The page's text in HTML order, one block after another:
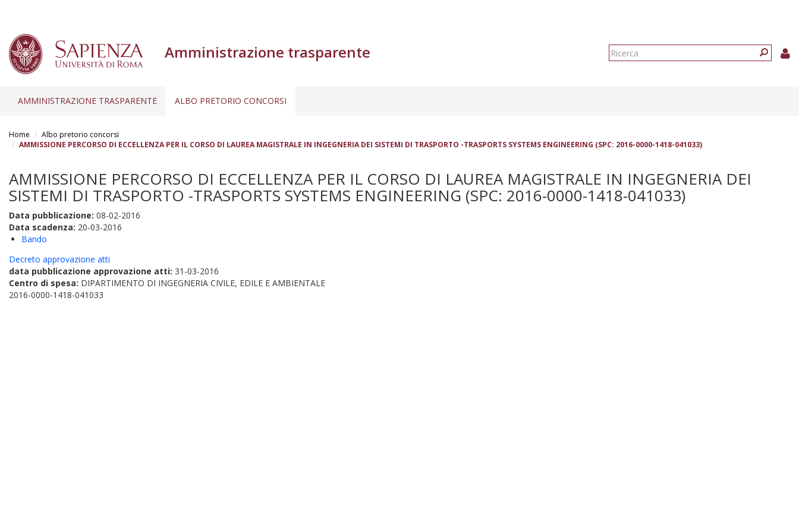
contenuto
Amministrazione trasparente
Form
AMMINISTRAZIONE TRASPARENTE ALBO PRETORIO CONCORSI
Home
Albo pretorio concorsi
AMMISSIONE PERCORSO DI ECCELLENZA PER IL CORSO DI LAUREA MAGISTRALE IN INGEGNERIA DEI SISTEMI DI TRASPORTO -TRASPORTS SYSTEMS ENGINEERING (SPC: 2016-0000-1418-041033)
AMMISSIONE PERCORSO DI ECCELLENZA PER IL CORSO DI LAUREA MAGISTRALE IN INGEGNERIA DEI
SISTEMI DI TRASPORTO -TRASPORTS SYSTEMS ENGINEERING (SPC: 2016-0000-1418-041033)
Data pubblicazione: 08-02-2016
Data scadenza: 20-03-2016
Bando
Decreto approvazione atti
data pubblicazione approvazione atti: 31-03-2016
Centro di spesa: DIPARTIMENTO DI INGEGNERIA CIVILE, EDILE E AMBIENTALE
2016-0000-1418-041033